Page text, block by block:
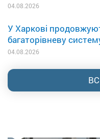
04.08.2026
У Харкові
багаторівневу
04.08.2026